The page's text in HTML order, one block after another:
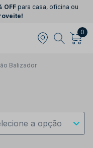
OFFpara casa, oficina ou
0
Balizador